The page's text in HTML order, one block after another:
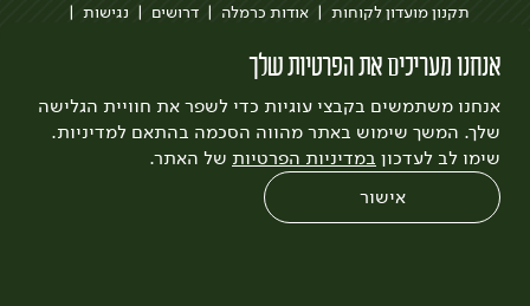
אנחנו מעריכים את הפרטיות שלך
אנחנו משתמשים בקבצי עוגיות כדי לשפר את חוויית הגלישה
שלך. המשך שימוש באתר מהווה הסכמה בהתאם למדיניות.
שימו לב לעדכון במדיניות הפרטיות של האתר.
אישור
תקנון מועדון לקוחות
אודות כרמלה דרושים
נגישות
לצפייה בעדכון מדיניות פרטיות
עיצוב:3bears פיתוח:Quatro